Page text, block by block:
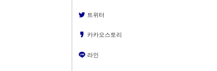
트위터
카카오스토리
라인